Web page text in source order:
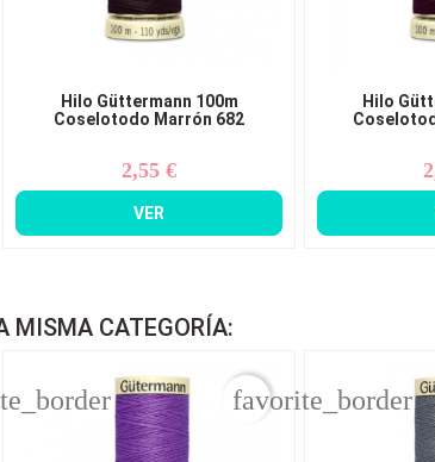
Hilo Güttermann 100m
Coselotodo Marrón 682
Precio
2,55 €
VER
Hilo
MISMA CATEGORÍA:
favorite_border